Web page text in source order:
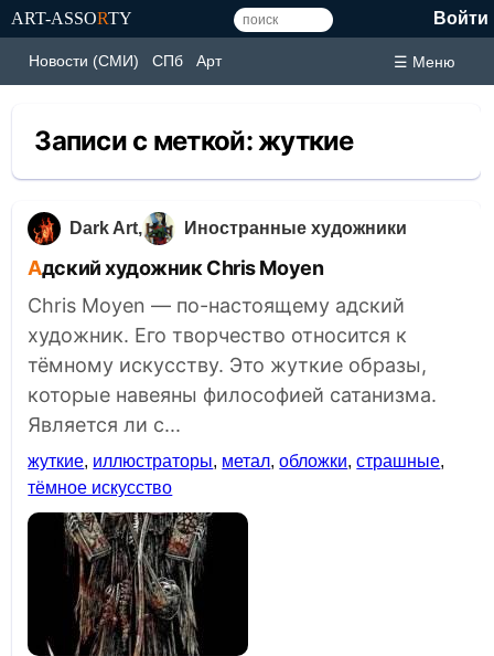
ART-ASSORTY Войти
Новости (СМИ) СПб Арт ☰ Меню
Записи с меткой:жуткие
Dark Art Иностранные художники
Адский художник Chris Moyen
Chris Moyen — по-настоящему адский
художник. Его творчество относится к
тёмному искусству. Это жуткие образы,
которые навеяны философией сатанизма.
Является ли с...
жуткие, иллюстраторы, метал,обложки,страшные,
тёмное искусство